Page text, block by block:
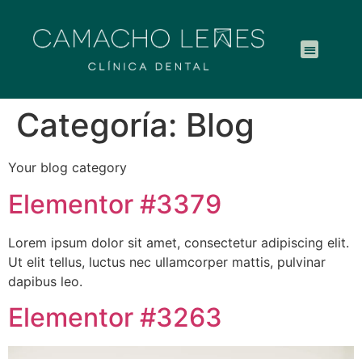
Categoría: Blog
Your blog category
Elementor #3379
Lorem ipsum dolor sit amet, consectetur adipiscing elit.
Ut elit tellus, luctus nec ullamcorper mattis, pulvinar
dapibus leo.
Elementor #3263